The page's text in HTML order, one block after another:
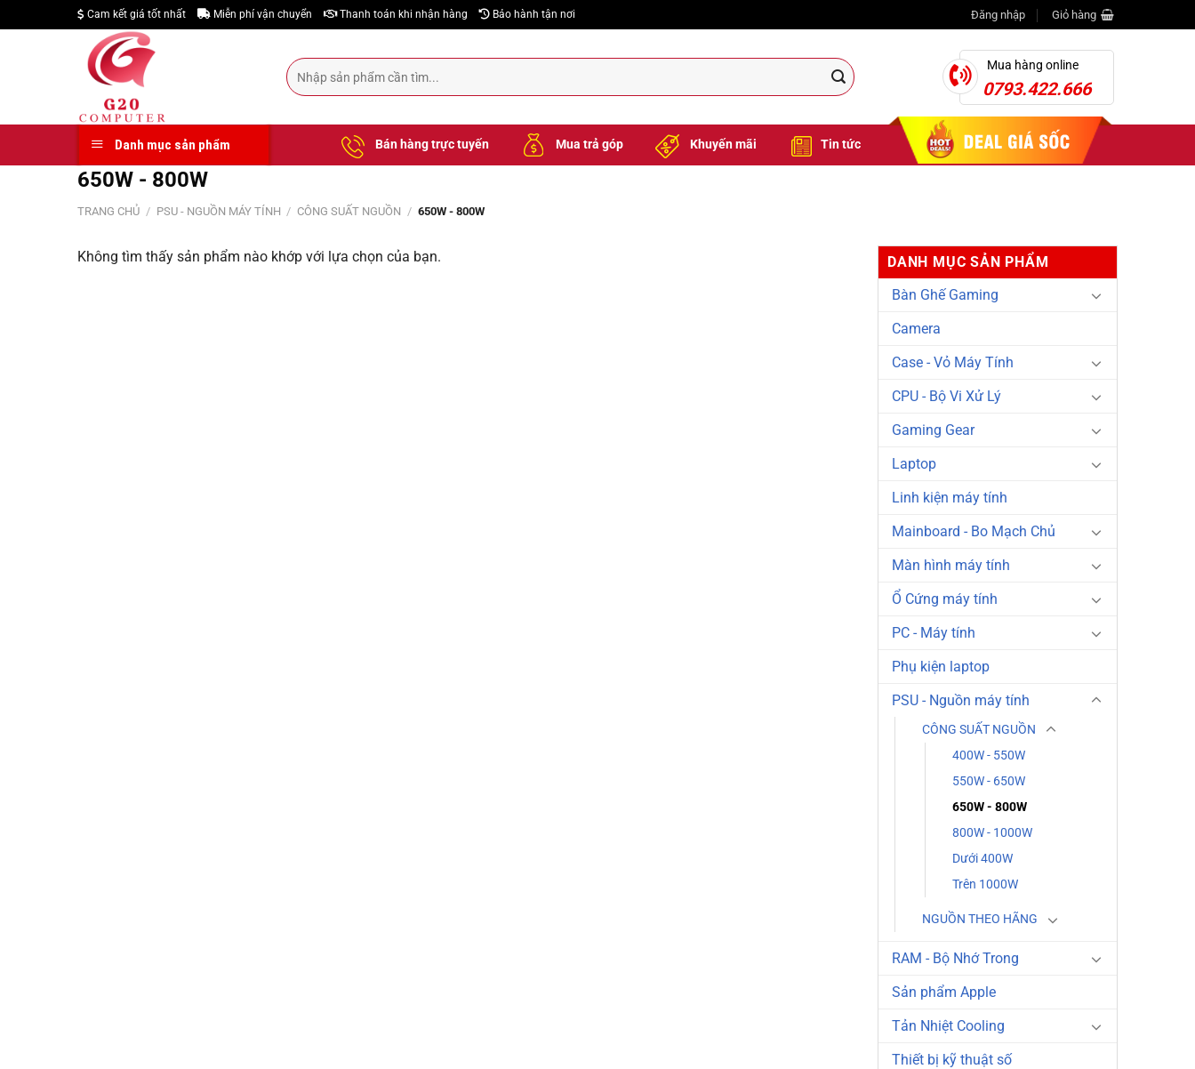
to
Cam kết giá tốt nhất Miễn phí vận chuyển Thanh toán khi nhận hàng Bảo hành tận nơi Đăng nhập Giỏ hàng
Tìm
kiếm:
Mua hàng online
0793.422.666
Danh mục sản phẩm Bán hàng trực tuyến Mua trả góp Khuyến mãi Tin tức
650W - 800W
TRANG CHỦ / PSU - NGUỒN MÁY TÍNH / CÔNG SUẤT NGUỒN / 650W - 800W
Không tìm thấy sản phẩm nào khớp với lựa chọn của bạn.
DANH MỤC SẢN PHẨM
Bàn Ghế Gaming
Camera
Case - Vỏ Máy Tính
CPU - Bộ Vi Xử Lý
Gaming Gear
Laptop
Linh kiện máy tính
Mainboard - Bo Mạch Chủ
Màn hình máy tính
Ổ Cứng máy tính
PC - Máy tính
Phụ kiện laptop
PSU - Nguồn máy tính
CÔNG SUẤT NGUỒN
400W - 550W
550W - 650W
650W - 800W
800W - 1000W
Dưới 400W
Trên 1000W
NGUỒN THEO HÃNG
RAM - Bộ Nhớ Trong
Sản phẩm Apple
Tản Nhiệt Cooling
Thiết bị kỹ thuật số